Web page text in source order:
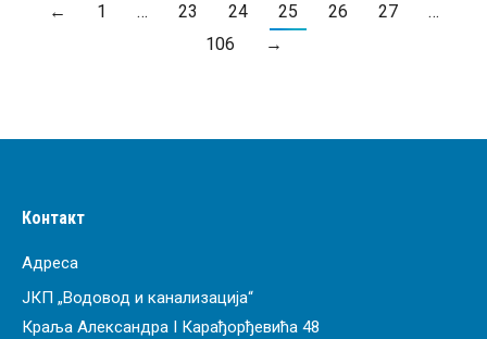
← 1 … 23 24 25 26 27
…
106
→
Контакт
Адреса
ЈКП „Водовод и канализација“
Краља Александра I Карађорђевића 48